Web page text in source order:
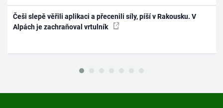
Češi slepě věřili aplikaci a přecenili síly, píší v Rakousku. V
Alpách je zachraňoval vrtulník